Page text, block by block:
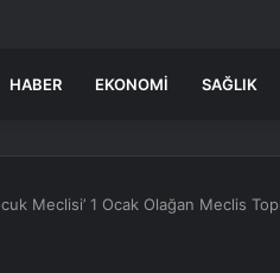
HABER EKONOMI SAĞLIK
Meclisi’ 1 Ocak Olağan Meclis